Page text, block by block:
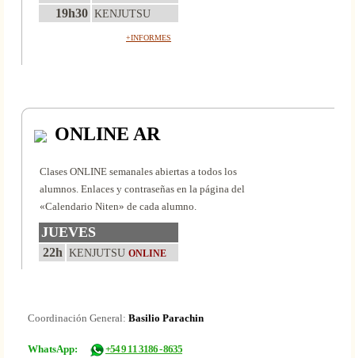
19h30 KENJUTSU
+INFORMES
ONLINE AR
Clases ONLINE semanales abiertas a todos los
alumnos. Enlaces y contraseñas en la página del
«Calendario Niten» de cada alumno.
JUEVES
22h KENJUTSU ONLINE
Coordinación General: Basilio Parachin
WhatsApp: +54 9 11 3186 - 8635